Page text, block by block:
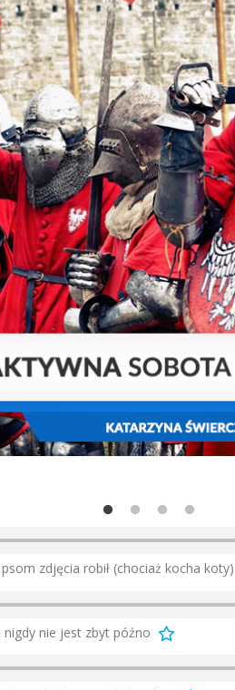
zdjęcia robił (chociaż kocha koty)
nie jest zbyt późno